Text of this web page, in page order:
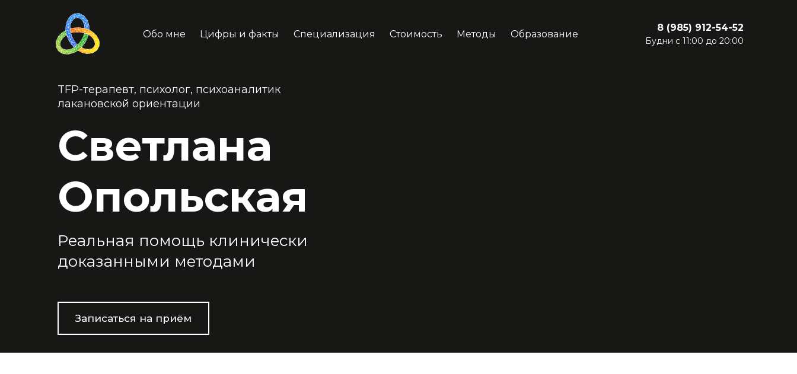
Обо мне Цифры и факты Специализация Стоимость Методы Образование
8 (985) 912-54-52
Будни с 11:00 до 20:00
TFP-терапевт, психолог, психоаналитик
лакановской ориентации
Светлана
Опольская
Реальная помощь клинически
доказанными методами
Записаться на приём